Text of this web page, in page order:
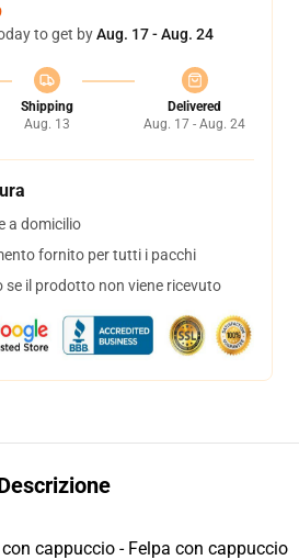
to get byAug. 17 - Aug. 24
Shipping
Aug. 13
Delivered
Aug. 17 - Aug. 24
a domicilio
fornito per tutti i pacchi
se il prodotto non viene ricevuto
cappuccio - Felpa con cappuccio